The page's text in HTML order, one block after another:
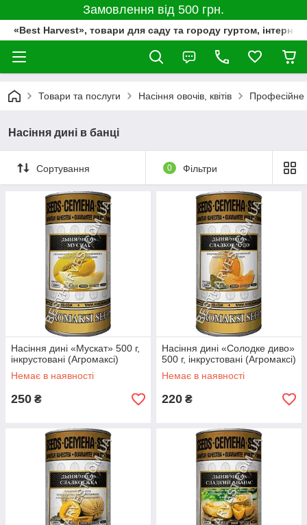
Замовлення від 500 грн.
«Best Harvest», товари для саду та городу гуртом,
Товари та послуги Насіння овочів, квітів Професійне
Насіння дині в банці
Сортування 0 Фільтри
Насіння дині «Мускат» 500 г,
інкрустовані (Агромаксі)
Немає в наявності
250 ₴
Насіння дині «Солодке диво»
500 г, інкрустовані (Агромаксі)
Немає в наявності
220 ₴